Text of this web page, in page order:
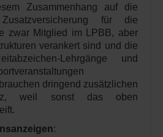
Zusammenhang auf die
für die
zwar Mitglied im LPBB, aber
verankert sind und die
Lehrgänge und
dringend zusätzlichen
weil sonst das oben
: